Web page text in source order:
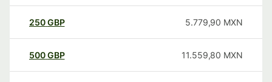
250GBP 5.779,90 MXN
500GBP 11.559,80 MXN